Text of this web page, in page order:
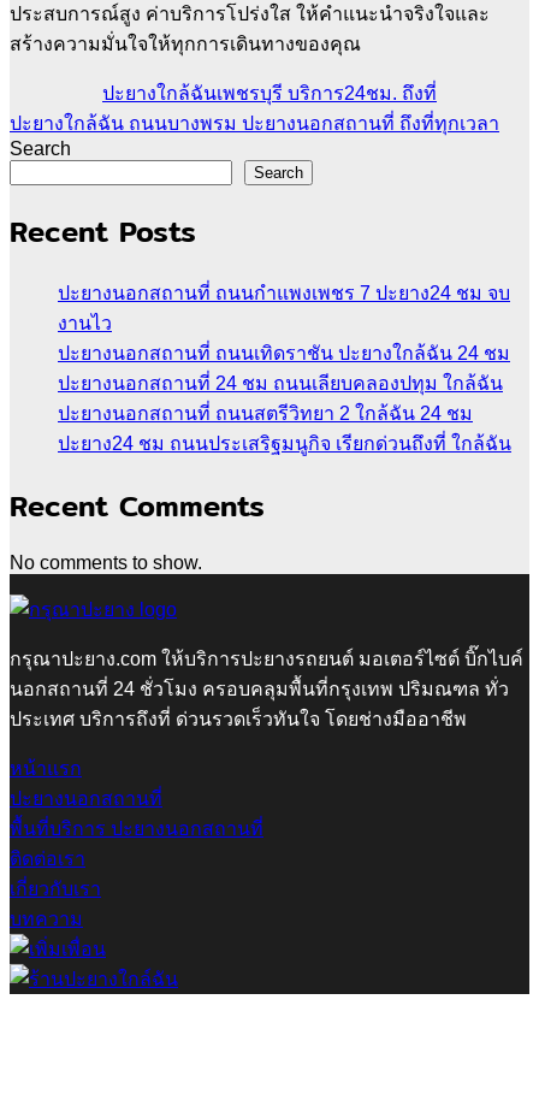
ประสบการณ์สูง ค่าบริการโปร่งใส ให้คำแนะนำจริงใจและ
สร้างความมั่นใจให้ทุกการเดินทางของคุณ
ปะยางใกล้ฉันเพชรบุรี บริการ24ชม. ถึงที่
ปะยางใกล้ฉัน ถนนบางพรม ปะยางนอกสถานที่ ถึงที่ทุกเวลา
Search
Search
Recent Posts
ปะยางนอกสถานที่ ถนนกำแพงเพชร 7 ปะยาง24 ชม จบ
งานไว
ปะยางนอกสถานที่ ถนนเทิดราชัน ปะยางใกล้ฉัน 24 ชม
ปะยางนอกสถานที่ 24 ชม ถนนเลียบคลองปทุม ใกล้ฉัน
ปะยางนอกสถานที่ ถนนสตรีวิทยา 2 ใกล้ฉัน 24 ชม
ปะยาง24 ชม ถนนประเสริฐมนูกิจ เรียกด่วนถึงที่ ใกล้ฉัน
Recent Comments
No comments to show.
กรุณาปะยาง.com ให้บริการปะยางรถยนต์ มอเตอร์ไซต์ บิ๊กไบค์
นอกสถานที่ 24 ชั่วโมง ครอบคลุมพื้นที่กรุงเทพ ปริมณฑล ทั่ว
ประเทศ บริการถึงที่ ด่วนรวดเร็วทันใจ โดยช่างมืออาชีพ
หน้าแรก
ปะยางนอกสถานที่
พื้นที่บริการ ปะยางนอกสถานที่
ติดต่อเรา
เกี่ยวกับเรา
บทความ